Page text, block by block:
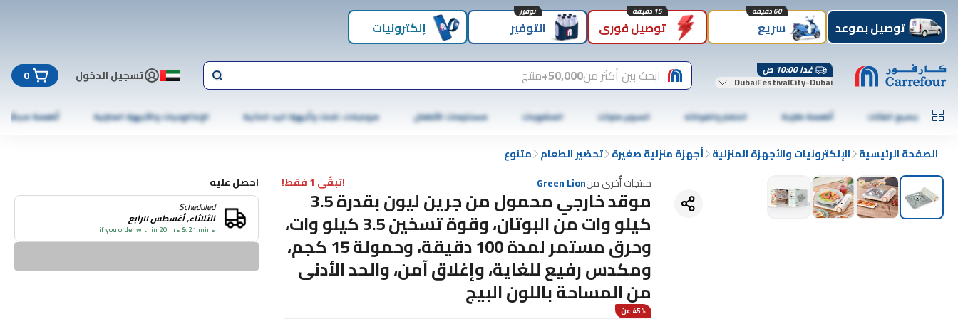
توصيل بموعد سريع
60 دقيقة
توصيل فوري
15 دقيقة
التوفير
توفير
إلكترونيات
غدا 10:00 ص
DubaiFestivalCity-Dubai ابحث بين أكثر من50,000+ منتج تسجيل الدخول 0
جميع الفئات أطعمة طازجة الخضار والفواكه السوبر ماركت المشروبات مستلزمات الأطفال موبايلات، تابلت وأجهزة اليد الذكية الإلكترونيات والأجهزة المنزلية أطعمة مجمّدة
الصفحة الرئيسية الإلكترونيات والأجهزة المنزلية أجهزة منزلية صغيرة تحضير الطعام متنوع
منتجات أُخرى منGreen Lion !تبقّى 1 فقط!
موقد خارجي محمول من جرين ليون بقدرة 3.5
كيلو وات من البوتان، وقوة تسخين 3.5 كيلو وات،
وحرق مستمر لمدة 100 دقيقة، وحمولة 15 كجم،
ومكدس رفيع للغاية، وإغلاق آمن، والحد الأدنى
من المساحة باللون البيج
45% عن
احصل عليه
Scheduled
الثلاثاء, أغسطس ١١رابع
if you order within 20 hrs & 21 mins